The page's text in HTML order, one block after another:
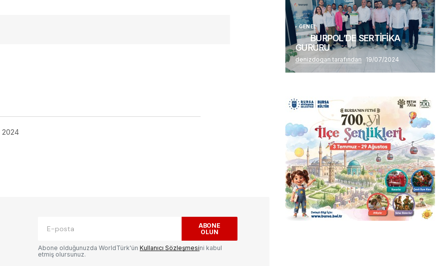
2024
ABONE
OLUN
Abone olduğunuzda WorldTürk'ün Kullanıcı Sözleşmesini kabul
etmiş olursunuz.
GENEL
BURPOL’DE SERTİFİKA
GURURU
denizdogan tarafından 19/07/2024